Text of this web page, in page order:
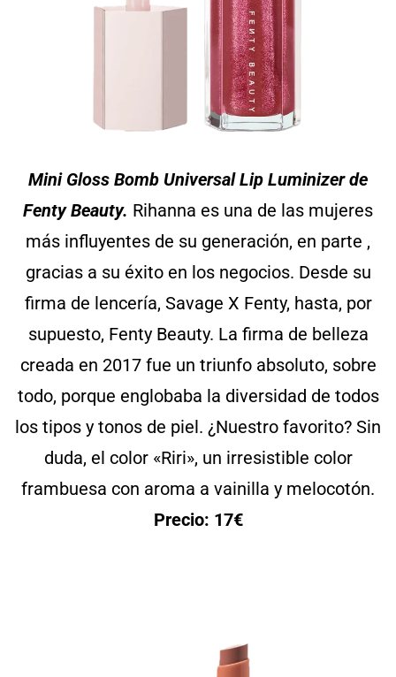
Mini Gloss Bomb Universal Lip Luminizer de
Fenty Beauty. Rihanna es una de las mujeres
más influyentes de su generación, en parte ,
gracias a su éxito en los negocios. Desde su
firma de lencería, Savage X Fenty, hasta, por
supuesto, Fenty Beauty. La firma de belleza
creada en 2017 fue un triunfo absoluto, sobre
todo, porque englobaba la diversidad de todos
los tipos y tonos de piel. ¿Nuestro favorito? Sin
duda, el color «Riri», un irresistible color
frambuesa con aroma a vainilla y melocotón.
Precio: 17€